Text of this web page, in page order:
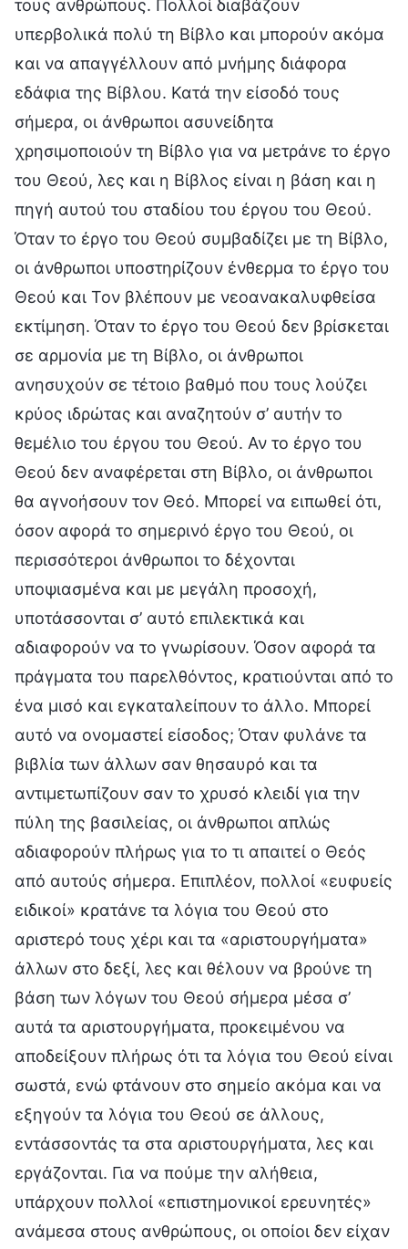
τους ανθρώπους. Πολλοί διαβάζουν
υπερβολικά πολύ τη Βίβλο και μπορούν ακόμα
και να απαγγέλλουν από μνήμης διάφορα
εδάφια της Βίβλου. Κατά την είσοδό τους
σήμερα, οι άνθρωποι ασυνείδητα
χρησιμοποιούν τη Βίβλο για να μετράνε το έργο
του Θεού, λες και η Βίβλος είναι η βάση και η
πηγή αυτού του σταδίου του έργου του Θεού.
Όταν το έργο του Θεού συμβαδίζει με τη Βίβλο,
οι άνθρωποι υποστηρίζουν ένθερμα το έργο του
Θεού και Τον βλέπουν με νεοανακαλυφθείσα
εκτίμηση. Όταν το έργο του Θεού δεν βρίσκεται
σε αρμονία με τη Βίβλο, οι άνθρωποι
ανησυχούν σε τέτοιο βαθμό που τους λούζει
κρύος ιδρώτας και αναζητούν σ’ αυτήν το
θεμέλιο του έργου του Θεού. Αν το έργο του
Θεού δεν αναφέρεται στη Βίβλο, οι άνθρωποι
θα αγνοήσουν τον Θεό. Μπορεί να ειπωθεί ότι,
όσον αφορά το σημερινό έργο του Θεού, οι
περισσότεροι άνθρωποι το δέχονται
υποψιασμένα και με μεγάλη προσοχή,
υποτάσσονται σ’ αυτό επιλεκτικά και
αδιαφορούν να το γνωρίσουν. Όσον αφορά τα
πράγματα του παρελθόντος, κρατιούνται από το
ένα μισό και εγκαταλείπουν το άλλο. Μπορεί
αυτό να ονομαστεί είσοδος; Όταν φυλάνε τα
βιβλία των άλλων σαν θησαυρό και τα
αντιμετωπίζουν σαν το χρυσό κλειδί για την
πύλη της βασιλείας, οι άνθρωποι απλώς
αδιαφορούν πλήρως για το τι απαιτεί ο Θεός
από αυτούς σήμερα. Επιπλέον, πολλοί «ευφυείς
ειδικοί» κρατάνε τα λόγια του Θεού στο
αριστερό τους χέρι και τα «αριστουργήματα»
άλλων στο δεξί, λες και θέλουν να βρούνε τη
βάση των λόγων του Θεού σήμερα μέσα σ’
αυτά τα αριστουργήματα, προκειμένου να
αποδείξουν πλήρως ότι τα λόγια του Θεού είναι
σωστά, ενώ φτάνουν στο σημείο ακόμα και να
εξηγούν τα λόγια του Θεού σε άλλους,
εντάσσοντάς τα στα αριστουργήματα, λες και
εργάζονται. Για να πούμε την αλήθεια,
υπάρχουν πολλοί «επιστημονικοί ερευνητές»
ανάμεσα στους ανθρώπους, οι οποίοι δεν είχαν